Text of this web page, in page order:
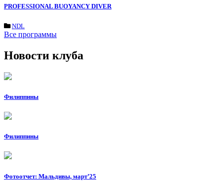
PROFESSIONAL BUOYANCY DIVER
NDL
Все программы
Новости клуба
Филиппины
Филиппины
Фотоотчет: Мальдивы, март’25